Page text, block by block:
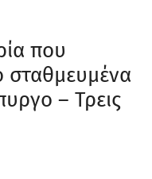
που
σταθμευμένα
– Τρεις